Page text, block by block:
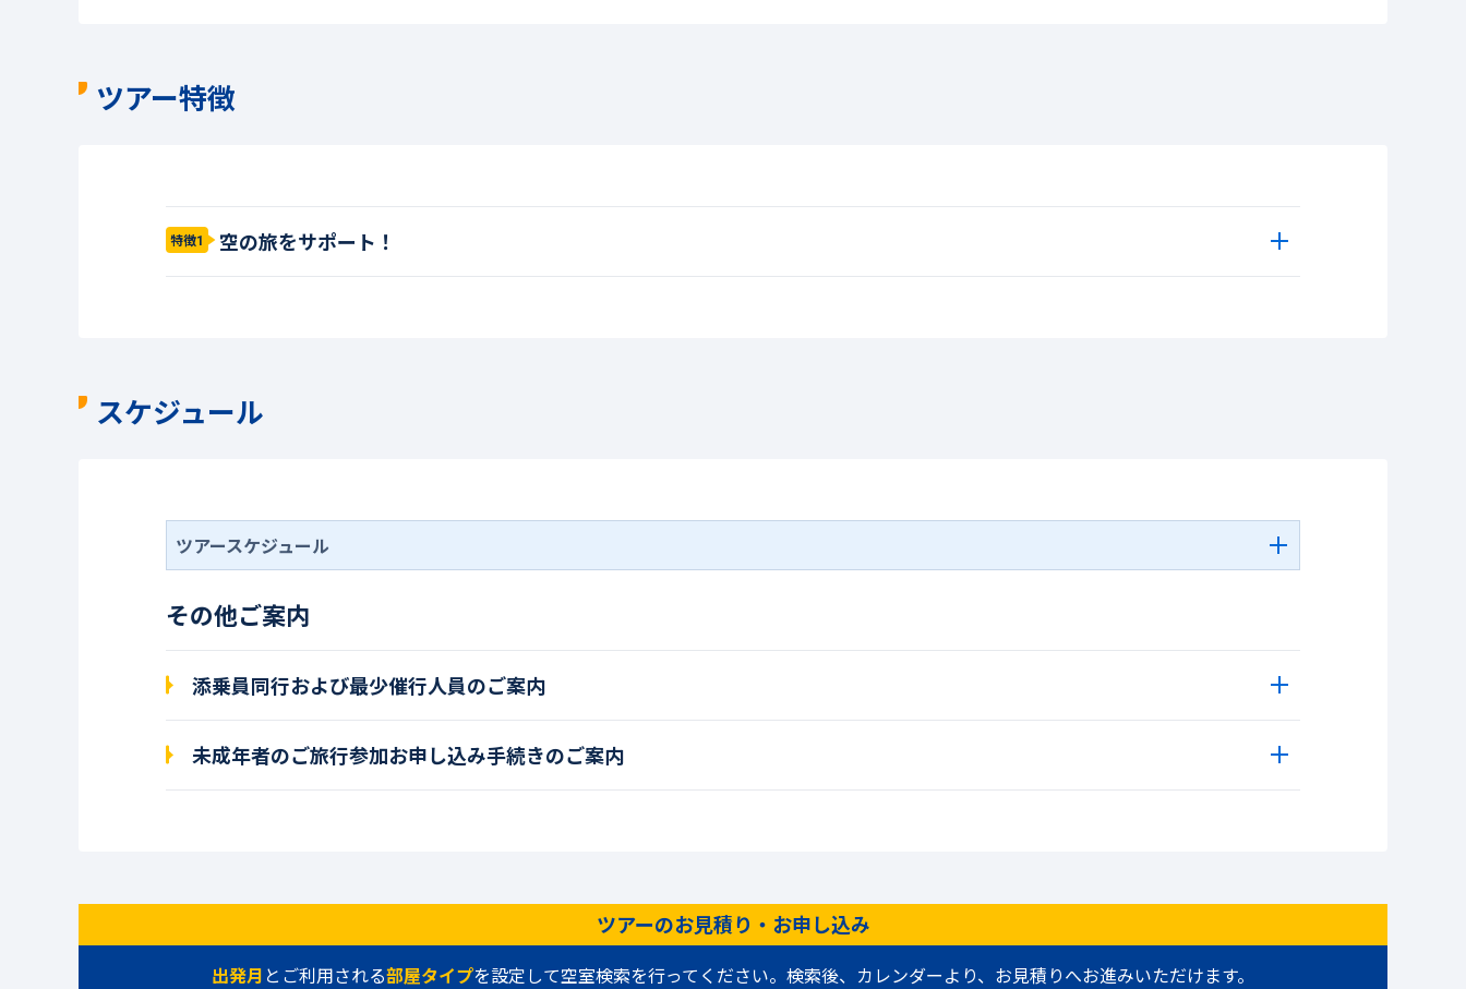
ツアー特徴
特徴1 空の旅をサポート！
スケジュール
ツアースケジュール
その他ご案内
添乗員同行および最少催行人員のご案内
未成年者のご旅行参加お申し込み手続きのご案内
ツアーのお見積り・お申し込み
出発月 とご利用される部屋タイプを設定して空室検索を行ってください。検索後、カレンダーより、お見積りへお進みいただけます。